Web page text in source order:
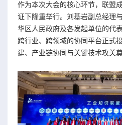
作为本次大会的核心环节，联盟
证下隆重举行。刘基岩副总经理
华区人民政府及各发起单位的代
跨行业、跨领域的协同平台正式
建、产业链协同与关键技术攻关